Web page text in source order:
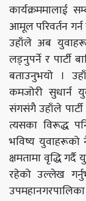
कार्यक्रममालाई
आमूल परिवर्तन
उहाँले अब
लड्नुपर्ने र पार्टी
बताउनुभयो ।
कमजोरी
संगसंगै उहाँले
त्यसका विरूद्ध
भविष्य युवाहरूको
क्षमतामा वृद्धि
रहेको उल्लेख